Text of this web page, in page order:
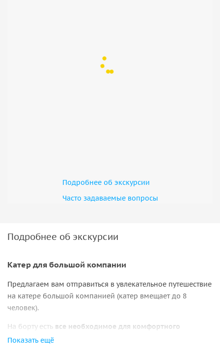
Подробнее об экскурсии
Часто задаваемые вопросы
Подробнее об экскурсии
Катер для большой компании
Предлагаем вам отправиться в увлекательное путешествие
на катере большой компанией (катер вмещает до 8
человек).
На борту есть все необходимое для комфортного
путешествия: туалет, пледы, стол в центре. Тажке вы
Показать ещё